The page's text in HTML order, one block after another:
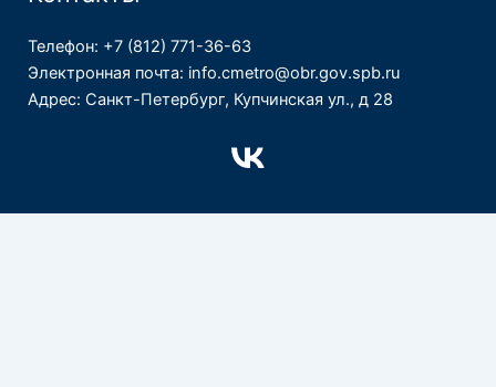
Телефон: +7 (812) 771-36-63
Электронная почта: info.cmetro@obr.gov.spb.ru
Адрес: Санкт-Петербург, Купчинская ул., д 28